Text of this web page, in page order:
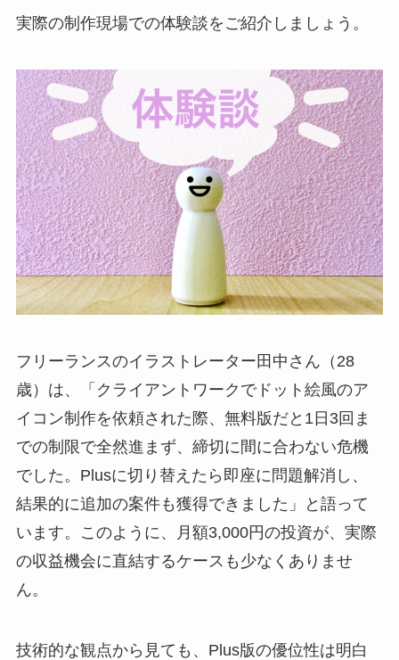
実際の制作現場での体験談をご紹介しましょう。
フリーランスのイラストレーター田中さん（28
歳）は、「クライアントワークでドット絵風のア
イコン制作を依頼された際、無料版だと1日3回ま
での制限で全然進まず、締切に間に合わない危機
でした。Plusに切り替えたら即座に問題解消し、
結果的に追加の案件も獲得できました」と語って
います。このように、月額3,000円の投資が、実際
の収益機会に直結するケースも少なくありませ
ん。
技術的な観点から見ても、Plus版の優位性は明白